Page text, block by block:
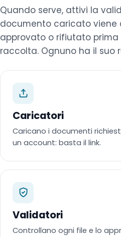
Quando serve, attivi la
documento caricato viene
approvato o rifiutato
raccolta. Ognuno ha il suo
Caricatori
Caricano i documenti
un account: basta il link.
Validatori
Controllano ogni file e lo